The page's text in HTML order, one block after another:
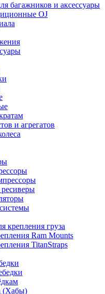
багажников и аксессуары
OJ
и агрегатов
крепления груза
Ram Mounts
TitanStraps
(Хабы)